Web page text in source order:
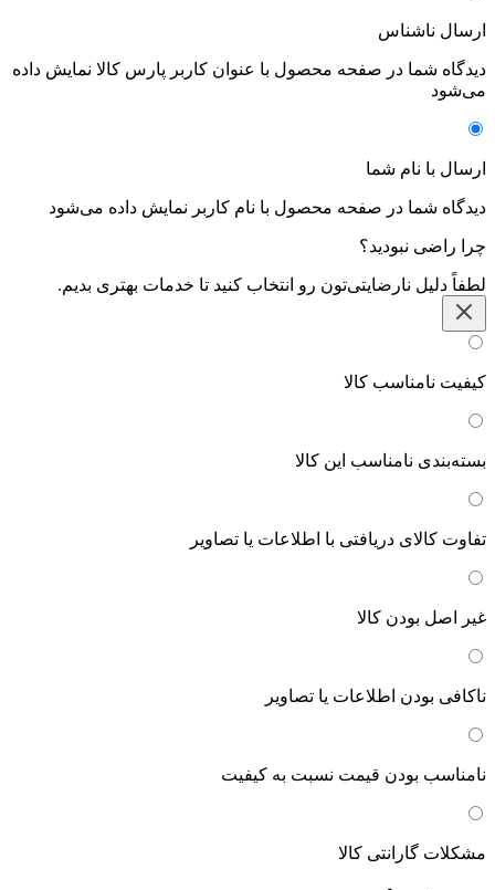
ارسال ناشناس
دیدگاه شما در صفحه محصول با عنوان کاربر پارس کالا نمایش داده
می‌شود
ارسال با نام شما
دیدگاه شما در صفحه محصول با نام کاربر نمایش داده می‌شود
چرا راضی نبودید؟
لطفاً دلیل نارضایتی‌تون رو انتخاب کنید تا خدمات بهتری بدیم.
کیفیت نامناسب کالا
بسته‌بندی نامناسب این کالا
تفاوت کالای دریافتی با اطلاعات یا تصاویر
غیر اصل بودن کالا
ناکافی بودن اطلاعات یا تصاویر
نامناسب بودن قیمت نسبت به کیفیت
مشکلات گارانتی کالا